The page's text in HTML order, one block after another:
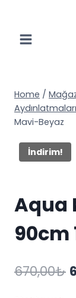
content
Home /
Aydınlatmaları
Mavi-Beyaz
İndirim!
Aqua
90cm
670,00₺